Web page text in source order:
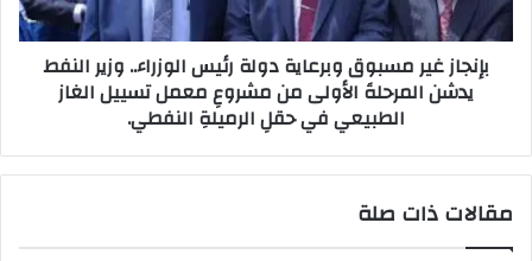
وزير
النفط
يدشن
المرحلةَ
مشروعِ
تسييل
بإنجاز غير مسبوق وبرعاية دولة رئيس الوزراء.. وزير النفط
يدشن المرحلةَ الأولى من مشروعِ معمل تسييل الغاز
الطبيعي في حقلِ الرميلةِ النفطي.
مقالات ذات صلة